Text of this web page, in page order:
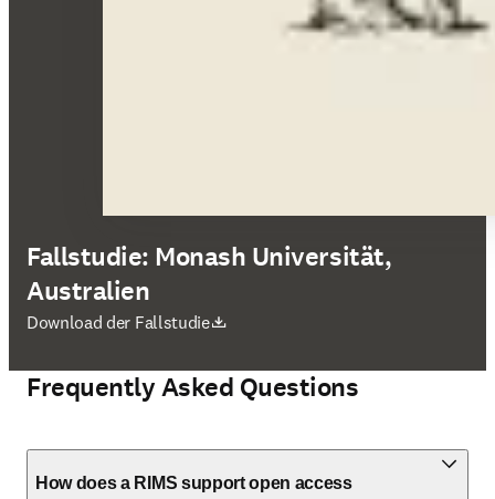
Fallstudie: Monash Universität,
Australien
Download der Fallstudie
Wird in neuem Tab/Fenster geöffnet
Frequently Asked Questions
How does a RIMS support open access